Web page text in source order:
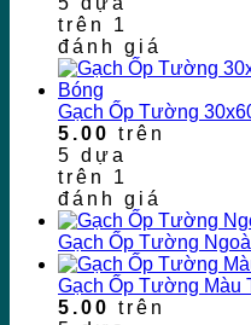
trên 1
đánh giá
Gạch Ốp Tường
5.00 trên
5 dựa
trên 1
đánh giá
Gạch Ốp Tường
Gạch Ốp Tường Màu
5.00 trên